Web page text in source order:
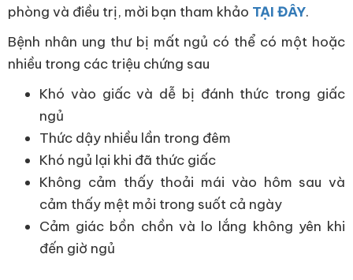
phòng và điều trị, mời bạn tham khảo TẠI ĐÂY.
Bệnh nhân ung thư bị mất ngủ có thể có một hoặc
nhiều trong các triệu chứng sau
Khó vào giấc và dễ bị đánh thức trong giấc
ngủ
Thức dậy nhiều lần trong đêm
Khó ngủ lại khi đã thức giấc
Không cảm thấy thoải mái vào hôm sau và
cảm thấy mệt mỏi trong suốt cả ngày
Cảm giác bồn chồn và lo lắng không yên khi
đến giờ ngủ